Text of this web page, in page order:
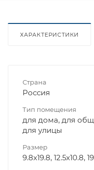
ХАРАКТЕРИСТИКИ
Страна
Россия
Тип помещения
для дома, для
для улицы
Размер
9.8x19.8, 12.5x10.8,